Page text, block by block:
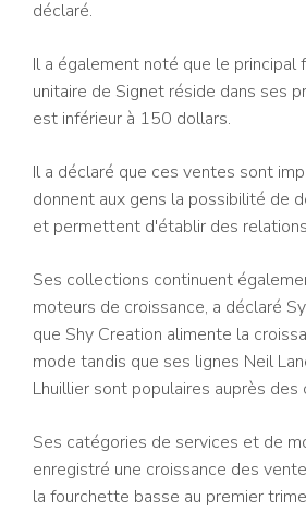
déclaré.
Il a également noté que le principal
unitaire de Signet réside dans ses
est inférieur à 150 dollars.
Il a déclaré que ces ventes sont
donnent aux gens la possibilité de
et permettent d'établir des
Ses collections continuent
moteurs de croissance, a déclaré
que Shy Creation alimente la
mode tandis que ses lignes Neil
Lhuillier sont populaires auprès des
Ses catégories de services et de
enregistré une croissance des
la fourchette basse au premier